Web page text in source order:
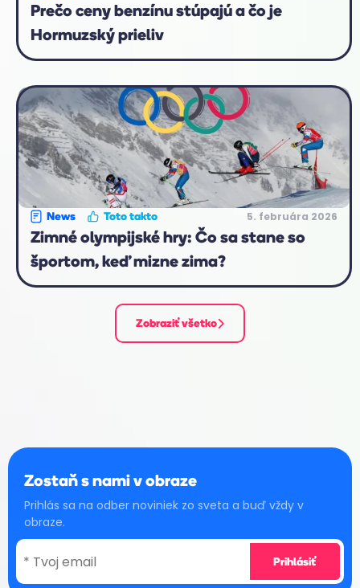
Prečo ceny benzínu stúpajú a čo je
Hormuzský prieliv
News Toto takto 5. februára 2026
Zimné olympijské hry: Čo sa stane so
športom, keď mizne zima?
Zobraziť všetko
Zostaň s nami v obraze
Prihlás sa na odber noviniek zo sveta a buď vždy v
obraze.